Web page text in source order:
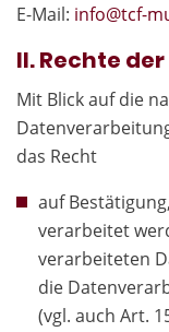
E-Mail: info@tcf-
II. Rechte
Mit Blick auf die
das Recht
auf
verarbeitet
verarbeiteten
die
(vgl. auch Art.